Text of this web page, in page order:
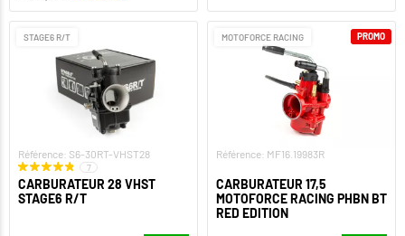
STAGE6 R/T
Référence: S6-30RT-VHST28
7
CARBURATEUR 28 VHST
STAGE6 R/T
MOTOFORCE RACING
Référence: MF16.19983R
CARBURATEUR 17,5
MOTOFORCE RACING PHBN BT
RED EDITION
PROMO